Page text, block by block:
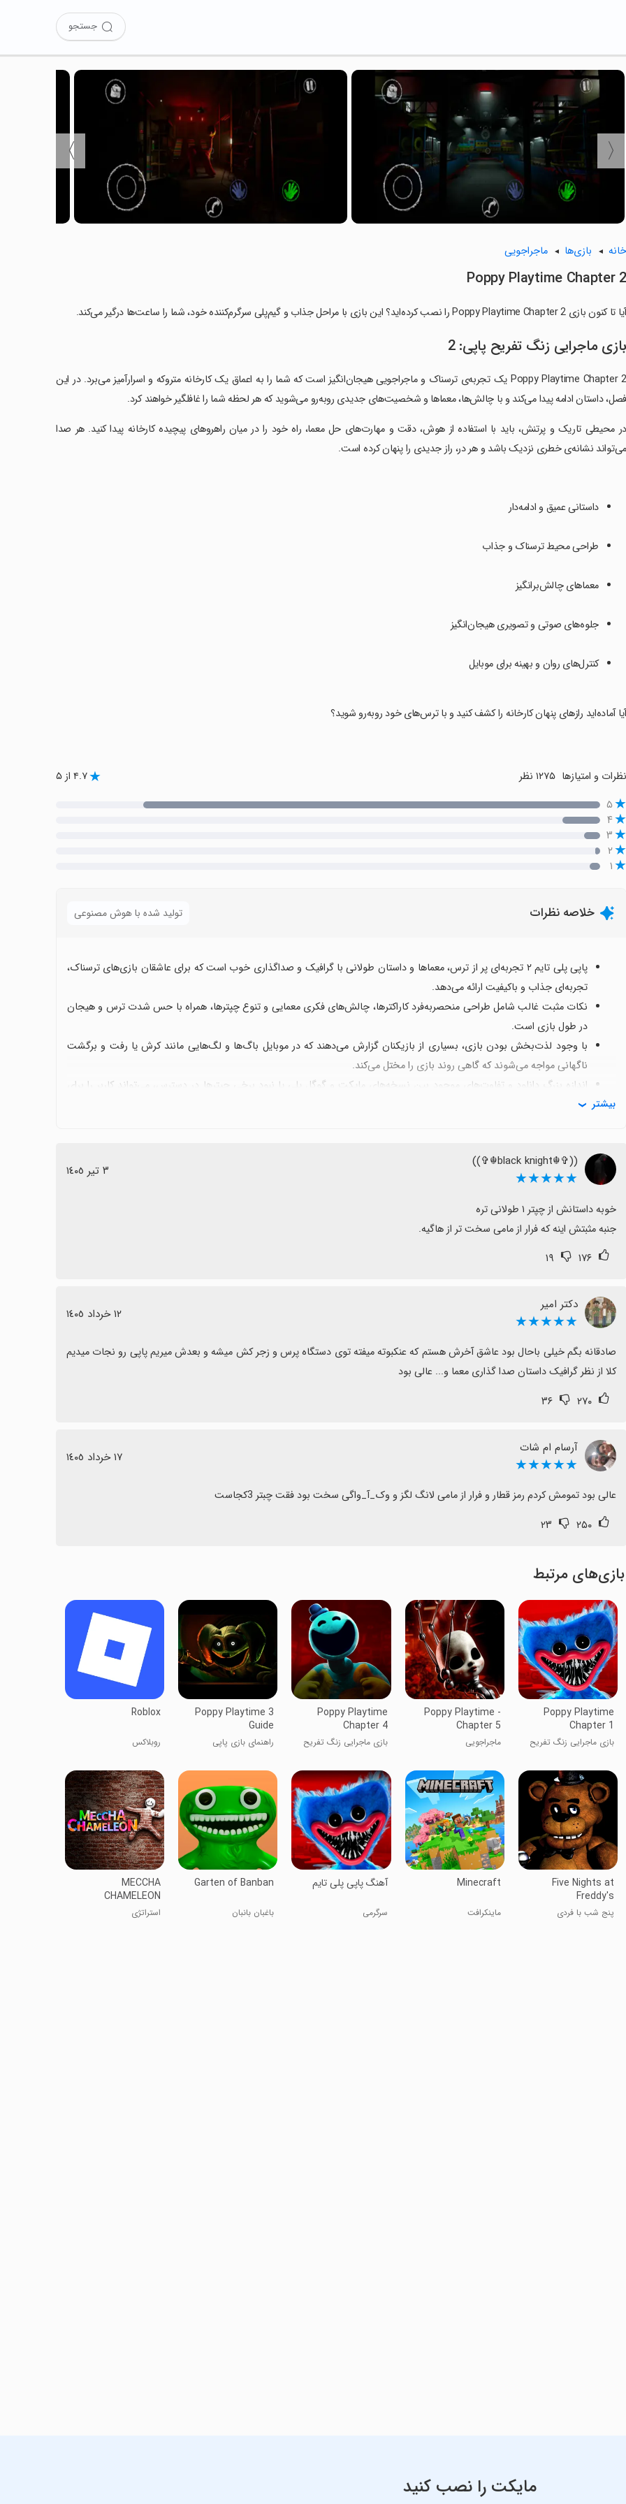
جستجو
〈
〉
خانه بازی‌ها ماجراجویی
Poppy Playtime Chapter 2
آیا تا کنون بازی Poppy Playtime Chapter 2 را نصب کرده‌اید؟ این بازی با مراحل جذاب و گیم‌پلی سرگرم‌کننده خود، شما را ساعت‌ها درگیر می‌کند.
بازی ماجرایی زنگ تفریح پاپی: 2
Poppy Playtime Chapter 2 یک تجربه‌ی ترسناک و ماجراجویی هیجان‌انگیز است که شما را به اعماق یک کارخانه متروکه و اسرارآمیز می‌برد. در این
فصل، داستان ادامه پیدا می‌کند و با چالش‌ها، معماها و شخصیت‌های جدیدی روبه‌رو می‌شوید که هر لحظه شما را غافلگیر خواهند کرد.
‏در محیطی تاریک و پرتنش، باید با استفاده از هوش، دقت و مهارت‌های حل معما، راه خود را در میان راهروهای پیچیده کارخانه پیدا کنید. هر صدا
می‌تواند نشانه‌ی خطری نزدیک باشد و هر در، راز جدیدی را پنهان کرده است.
داستانی عمیق و ادامه‌دار
طراحی محیط ترسناک و جذاب
معماهای چالش‌برانگیز
جلوه‌های صوتی و تصویری هیجان‌انگیز
کنترل‌های روان و بهینه برای موبایل
آیا آماده‌اید رازهای پنهان کارخانه را کشف کنید و با ترس‌های خود روبه‌رو شوید؟
نظرات و امتیازها ۱۲۷۵ نظر ۴.۷ از ۵
۵
۴
۳
۲
۱
خلاصه نظرات تولید شده با هوش مصنوعی
پاپی پلی تایم ۲ تجربه‌ای پر از ترس، معماها و داستان طولانی با گرافیک و صداگذاری خوب است که برای عاشقان بازی‌های ترسناک،
تجربه‌ای جذاب و باکیفیت ارائه می‌دهد.
نکات مثبت غالب شامل طراحی منحصربه‌فرد کاراکترها، چالش‌های فکری معمایی و تنوع چپترها، همراه با حس شدت ترس و هیجان
در طول بازی است.
با وجود لذت‌بخش بودن بازی، بسیاری از بازیکنان گزارش می‌دهند که در موبایل باگ‌ها و لگ‌هایی مانند کرش یا رفت و برگشت
ناگهانی مواجه می‌شوند که گاهی روند بازی را مختل می‌کند.
اندازه بزرگ دانلود و تفاوت‌های موجود بین نسخه‌های مایکت و گوگل پلی یا نبود برخی چپترها در دسترس، می‌تواند کاربر را برای
دسترسی به نسخه کامل هدایت به منابع دیگر بکشاند.
بهبودهای پیشنهادی شامل رفع باگ‌ها، کاهش لگ‌ها، پشتیبانی از موبایل‌های بیشتر و ارائه چپترهای ۳–۵ در همه فروشگاه‌ها است تا
تجربه‌ای پایدارتر و کامل‌تر فراهم شود.
بیشتر
((✞☬black knight☬✞))
★★★★★ ٣ تیر ١٤٠٥
جنبه مثبتش اینه که فرار از مامی سخت تر از هاگیه.
۱۷۶ ۱۹
دکتر امیر
★★★★★ ١٢ خرداد ١٤٠٥
کلا از نظر گرافیک داستان صدا گذاری معما و... عالی بود
۲۷۰ ۳۶
آرسام ام شات
★★★★★ ١٧ خرداد ١٤٠٥
عالی بود تمومش کردم رمز قطار و فرار از مامی لانگ لگز و وک_آ_واگی سخت بود فقت چبتر 3کجاست
۲۵۰ ۲۳
بازی‌های مرتبط
Poppy Playtime
Chapter 1
بازی ماجرایی زنگ تفریح
Poppy Playtime -
Chapter 5
ماجراجویی
Poppy Playtime
Chapter 4
بازی ماجرایی زنگ تفریح
Poppy Playtime 3
Guide
راهنمای بازی پاپی
Roblox
روبلاکس
Five Nights at
Freddy's
پنج شب با فردی
Minecraft
ماینکرافت
‏‏آهنگ پاپی پلی تایم
سرگرمی
Garten of Banban
باغبان بانبان
MECCHA
CHAMELEON
استراتژی
مایکت را نصب کنید